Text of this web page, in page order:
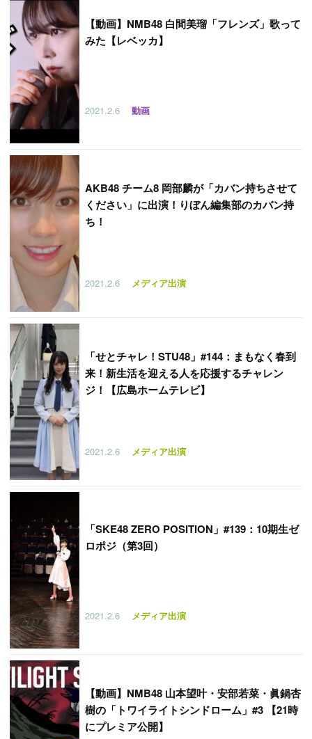
【動画】NMB48 白間美瑠「フレンズ」歌って
みた【レベッカ】
2021.2.6 動画
AKB48 チーム8 岡部麟が「カバン持ちさせて
ください」に出演！りぼん編集部のカバン持
ち！
2021.2.6 メディア出演
「せとチャレ！STU48」#144：まもなく春到
来！新生活を迎える人を応援するチャレン
ジ！【広島ホームテレビ】
2021.2.6 メディア出演
「SKE48 ZERO POSITION」#139：10期生ゼ
ロポジ（第3回）
2021.2.6 メディア出演
【動画】NMB48 山本望叶・安部若菜・眞鍋杏
樹の「トワイライトシンドローム」#3 【21時
にプレミア公開】